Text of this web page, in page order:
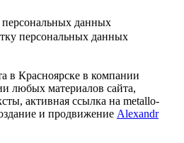
данных
персональных данных
в Красноярске в компании
любых материалов сайта,
активная ссылка на metallo-
и продвижение Alexandr